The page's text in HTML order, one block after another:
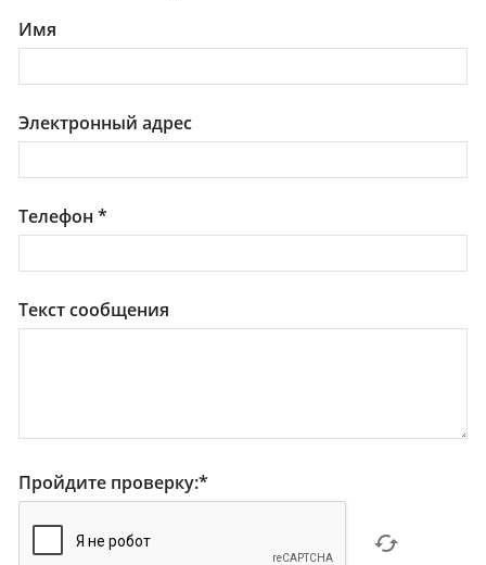
Имя
Электронный адрес
Телефон*
Текст сообщения
Пройдите проверку:*